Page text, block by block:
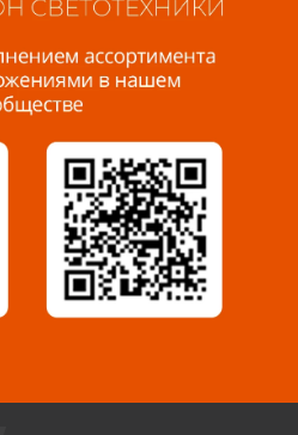
61 ТЦ "Стройбери"
95
1А
37 (БЦ «Дикомп»)